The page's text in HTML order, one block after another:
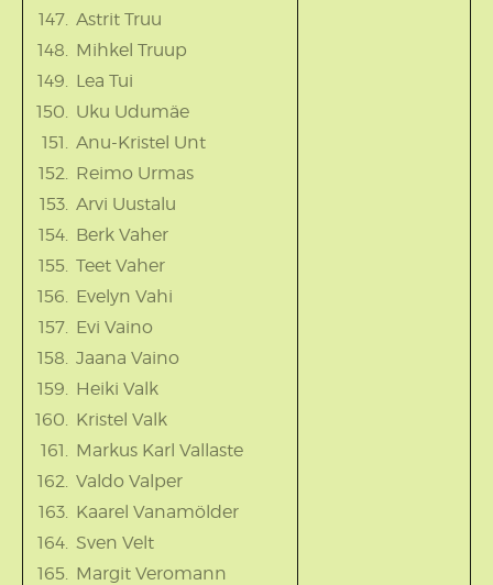
Astrit Truu
Mihkel Truup
Lea Tui
Uku Udumäe
Anu-Kristel Unt
Reimo Urmas
Arvi Uustalu
Berk Vaher
Teet Vaher
Evelyn Vahi
Evi Vaino
Jaana Vaino
Heiki Valk
Kristel Valk
Markus Karl Vallaste
Valdo Valper
Kaarel Vanamölder
Sven Velt
Margit Veromann